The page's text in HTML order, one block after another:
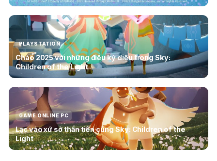
PLAYSTATION
Chào 2025 với những điều kỳ diệu trong Sky:
Children of the Light
GAME ONLINE PC
Lạc vào xứ sở thần tiên cùng Sky: Children of the
Light